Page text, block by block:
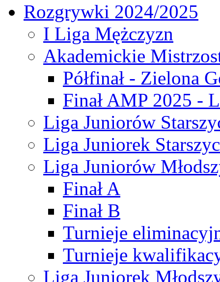
Rozgrywki 2024/2025
I Liga Mężczyzn
Akademickie
Półfinał - Zielona
Finał AMP 2025 -
Liga Juniorów
Liga Juniorek
Liga Juniorów
Finał A
Finał B
Turnieje
Turnieje
Liga Juniorek